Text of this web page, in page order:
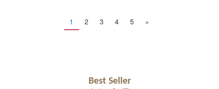
1 2 3 4 5 »
Best Seller